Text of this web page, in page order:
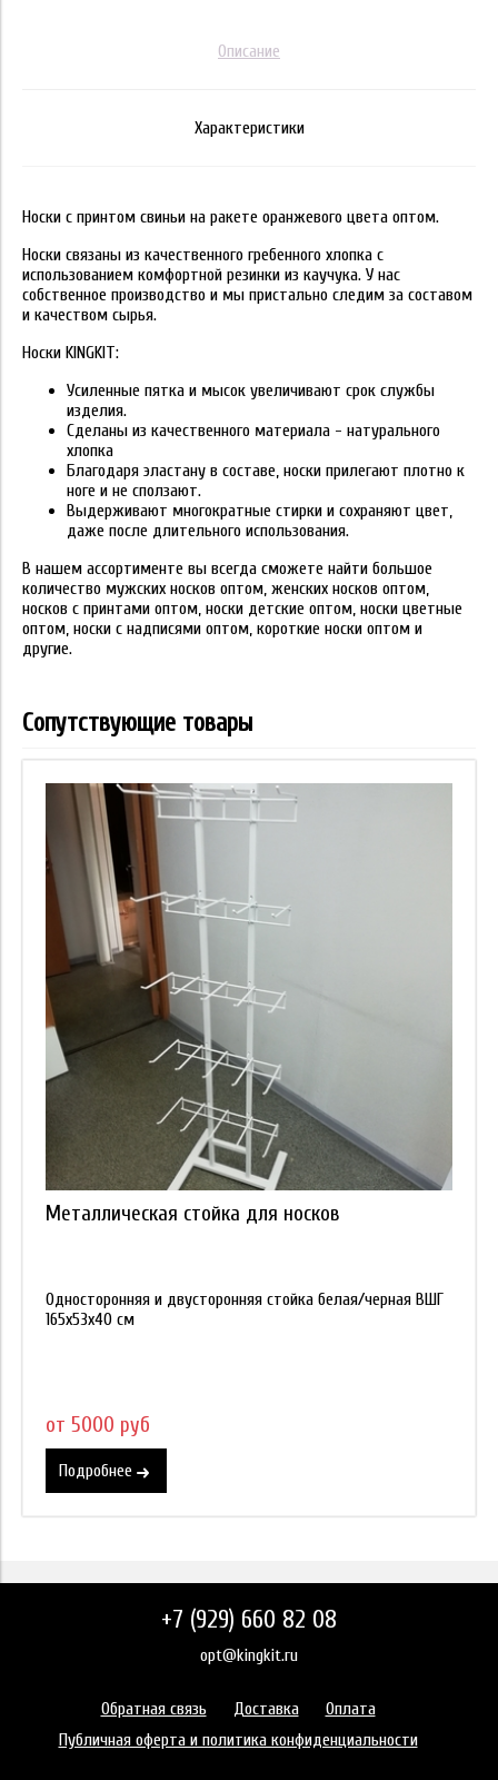
Описание
Характеристики
Носки с принтом свиньи на ракете оранжевого цвета оптом.
Носки связаны из качественного гребенного хлопка с
использованием комфортной резинки из каучука. У нас
собственное производство и мы пристально следим за составом
и качеством сырья.
Носки KINGKIT:
Усиленные пятка и мысок увеличивают срок службы
изделия.
Сделаны из качественного материала - натурального
хлопка
Благодаря эластану в составе, носки прилегают плотно к
ноге и не сползают.
Выдерживают многократные стирки и сохраняют цвет,
даже после длительного использования.
В нашем ассортименте вы всегда сможете найти большое
количество мужских носков оптом, женских носков оптом,
носков с принтами оптом, носки детские оптом, носки цветные
оптом, носки с надписями оптом, короткие носки оптом и
другие.
Сопутствующие товары
Металлическая стойка для носков
Односторонняя и двусторонняя стойка белая/черная ВШГ
165х53х40 см
от 5000 руб
Подробнее
+7 (929) 660 82 08
opt@kingkit.ru
Обратная связь Доставка
Оплата
Публичная оферта и политика конфиденциальности